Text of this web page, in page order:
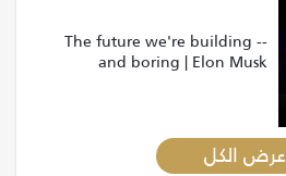
The future we're building --
and boring | Elon Musk
عرض الكل